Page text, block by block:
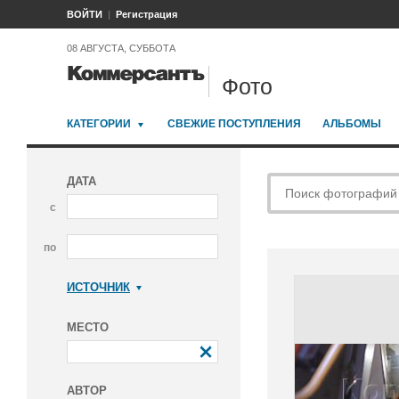
ВОЙТИ Регистрация
08 АВГУСТА, СУББОТА
Фото
КАТЕГОРИИ СВЕЖИЕ ПОСТУПЛЕНИЯ АЛЬБОМЫ
ДАТА
с
по
ИСТОЧНИК
МЕСТО
АВТОР